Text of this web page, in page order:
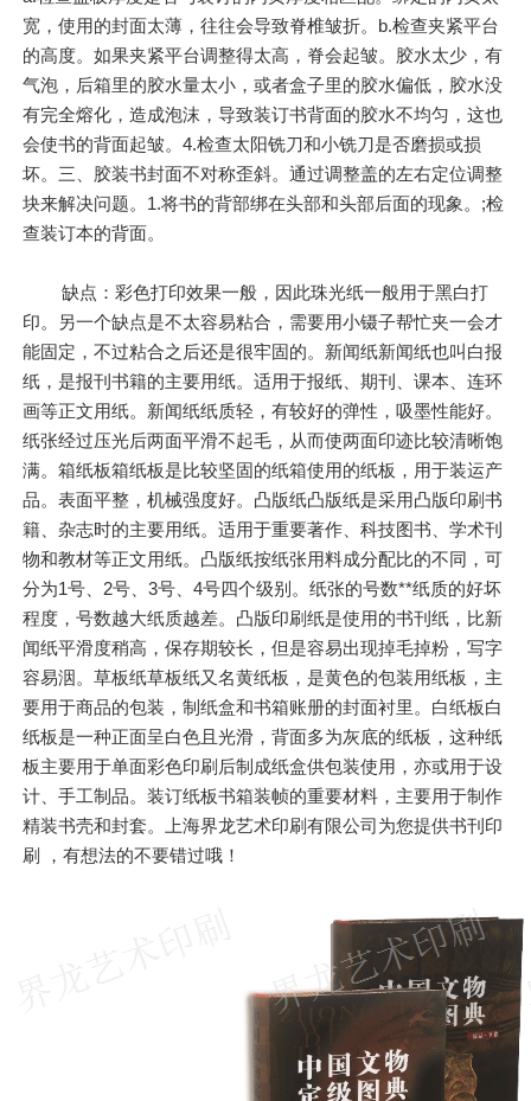
宽，使用的封面太薄，往往会导致脊椎皱折。b.检查夹紧平台
的高度。如果夹紧平台调整得太高，脊会起皱。胶水太少，有
气泡，后箱里的胶水量太小，或者盒子里的胶水偏低，胶水没
有完全熔化，造成泡沫，导致装订书背面的胶水不均匀，这也
会使书的背面起皱。4.检查太阳铣刀和小铣刀是否磨损或损
坏。三、胶装书封面不对称歪斜。通过调整盖的左右定位调整
块来解决问题。1.将书的背部绑在头部和头部后面的现象。;检
查装订本的背面。
缺点：彩色打印效果一般，因此珠光纸一般用于黑白打
印。另一个缺点是不太容易粘合，需要用小镊子帮忙夹一会才
能固定，不过粘合之后还是很牢固的。新闻纸新闻纸也叫白报
纸，是报刊书籍的主要用纸。适用于报纸、期刊、课本、连环
画等正文用纸。新闻纸纸质轻，有较好的弹性，吸墨性能好。
纸张经过压光后两面平滑不起毛，从而使两面印迹比较清晰饱
满。箱纸板箱纸板是比较坚固的纸箱使用的纸板，用于装运产
品。表面平整，机械强度好。凸版纸凸版纸是采用凸版印刷书
籍、杂志时的主要用纸。适用于重要著作、科技图书、学术刊
物和教材等正文用纸。凸版纸按纸张用料成分配比的不同，可
分为1号、2号、3号、4号四个级别。纸张的号数**纸质的好坏
程度，号数越大纸质越差。凸版印刷纸是使用的书刊纸，比新
闻纸平滑度稍高，保存期较长，但是容易出现掉毛掉粉，写字
容易洇。草板纸草板纸又名黄纸板，是黄色的包装用纸板，主
要用于商品的包装，制纸盒和书箱账册的封面衬里。白纸板白
纸板是一种正面呈白色且光滑，背面多为灰底的纸板，这种纸
板主要用于单面彩色印刷后制成纸盒供包装使用，亦或用于设
计、手工制品。装订纸板书箱装帧的重要材料，主要用于制作
精装书壳和封套。上海界龙艺术印刷有限公司为您提供书刊印
刷 ，有想法的不要错过哦！